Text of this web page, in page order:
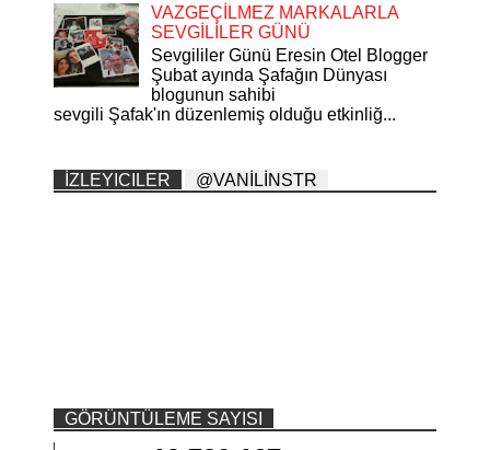
VAZGEÇİLMEZ MARKALARLA
SEVGİLİLER GÜNÜ
Sevgililer Günü Eresin Otel Blogger
Şubat ayında Şafağın Dünyası
blogunun sahibi
sevgili Şafak'ın düzenlemiş olduğu etkinliğ...
İZLEYICILER @VANİLİNSTR
GÖRÜNTÜLEME SAYISI